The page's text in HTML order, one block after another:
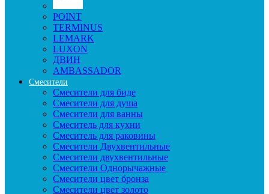
POINT
TERMINUS
LEMARK
LUXON
ДВИН
AMBASSADOR
Смесители
Смесители для биде
Смесители для душа
Смесители для ванны
Смеситель для кухни
Смеситель для раковины
Смесители Двухвентильные
Смесители двухвентильные
Смесители Однорычажные
Смесители цвет бронза
Смесители цвет золото